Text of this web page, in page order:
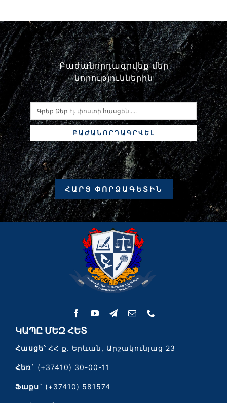
Բաժանորդագրվեք մեր
նորություններին
ԲԱԺԱՆՈՐԴԱԳՐՎԵԼ
ՀԱՐՑ ՓՈՐՁԱԳԵՏԻՆ
ԿԱՊԸ ՄԵԶ ՀԵՏ
Հասցե՝ՀՀ ք. Երևան, Արշակունյաց 23
Հեռ` (+37410) 30-00-11
Ֆաքս` (+37410) 581574